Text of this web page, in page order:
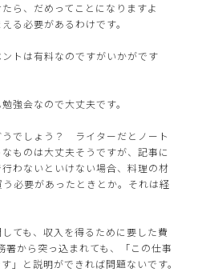
ら、だめってことになりますよ
る必要があるわけです。
トは有料なのですがいかがです
強会なので大丈夫です。
でしょう？ ライターだとノート
ものは大丈夫そうですが、記事に
わないといけない場合、料理の材
必要があったときとか。それは経
ても、収入を得るために要した費
署から突っ込まれても、「この仕事
」と説明ができれば問題ないです。